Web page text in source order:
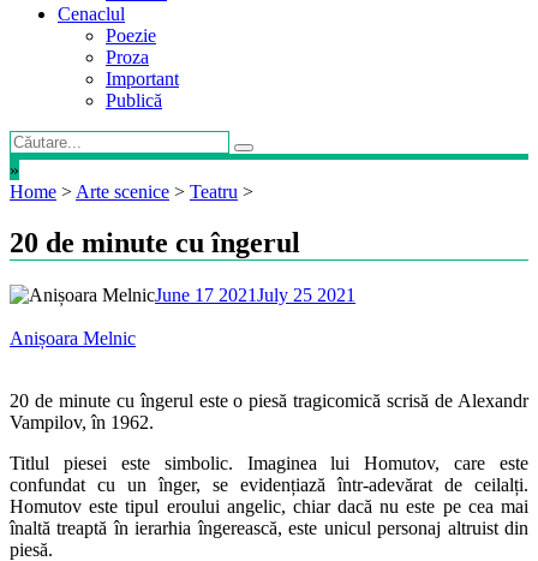
Cenaclul
Poezie
Proza
Important
Publică
»
Home > Arte scenice > Teatru >
20 de minute cu îngerul
June 17 2021July 25 2021
Anișoara Melnic
20 de minute cu îngerul este o piesă tragicomică scrisă de Alexandr
Vampilov, în 1962.
Titlul piesei este simbolic. Imaginea lui Homutov, care este
confundat cu un înger, se evidențiază într-adevărat de ceilalți.
Homutov este tipul eroului angelic, chiar dacă nu este pe cea mai
înaltă treaptă în ierarhia îngerească, este unicul personaj altruist din
piesă.